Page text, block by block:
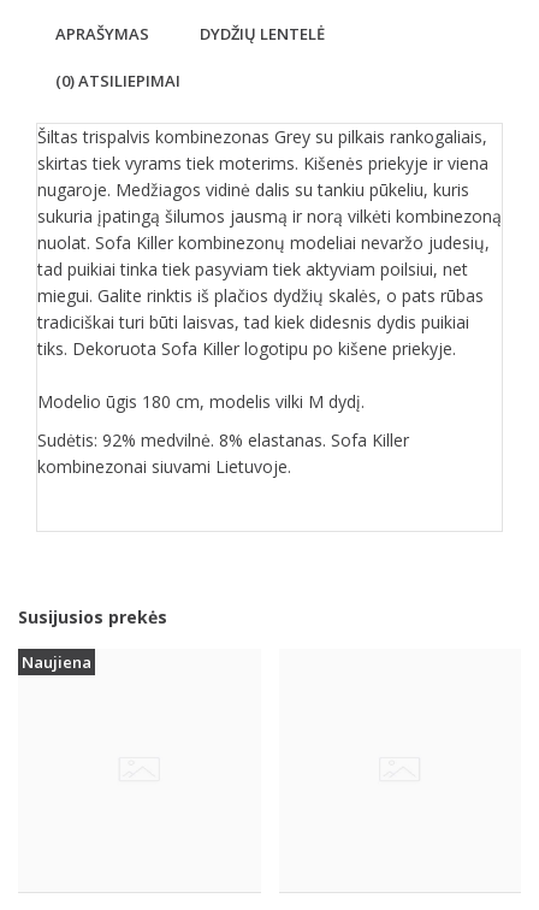
APRAŠYMAS DYDŽIŲ LENTELĖ
(0) ATSILIEPIMAI
Šiltas trispalvis kombinezonas Grey su pilkais rankogaliais,
skirtas tiek vyrams tiek moterims. Kišenės priekyje ir viena
nugaroje. Medžiagos vidinė dalis su tankiu pūkeliu, kuris
sukuria įpatingą šilumos jausmą ir norą vilkėti kombinezoną
nuolat. Sofa Killer kombinezonų modeliai nevaržo judesių,
tad puikiai tinka tiek pasyviam tiek aktyviam poilsiui, net
miegui. Galite rinktis iš plačios dydžių skalės, o pats rūbas
tradiciškai turi būti laisvas, tad kiek didesnis dydis puikiai
tiks. Dekoruota Sofa Killer logotipu po kišene priekyje.
Modelio ūgis 180 cm, modelis vilki M dydį.
Sudėtis: 92% medvilnė. 8% elastanas. Sofa Killer
kombinezonai siuvami Lietuvoje.
Susijusios prekės
Naujiena